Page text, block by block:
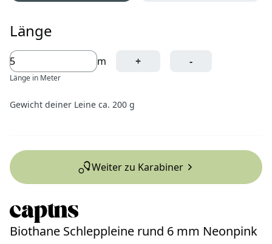
Länge
m + -
Länge in Meter
Gewicht deiner Leine ca. 200 g
Weiter zu Karabiner
Biothane Schleppleine rund 6 mm Neonpink